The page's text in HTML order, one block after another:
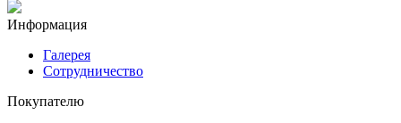
Информация
Галерея
Сотрудничество
Покупателю